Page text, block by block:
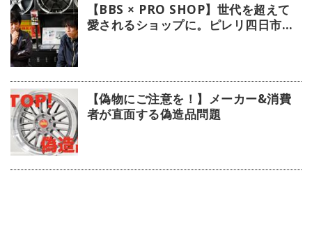
【BBS × PRO SHOP】世代を超えて
愛されるショップに。ピレリ四日市タ
【偽物にご注意を！】メーカー&消費
者が直面する偽造品問題